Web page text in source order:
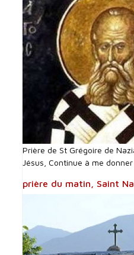
Prière de St Grégoire de
Jésus, Continue à me
prière du matin, Saint